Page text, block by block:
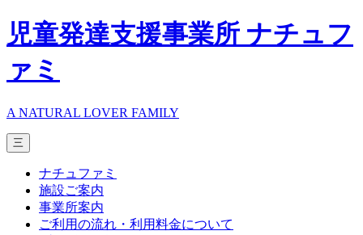
児童発達支援事業所 ナチュフ
ァミ
A NATURAL LOVER FAMILY
三
ナチュファミ
施設ご案内
事業所案内
ご利用の流れ・利用料金について